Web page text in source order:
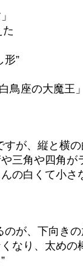
形”
鳥座の大魔王」
すが、縦と横
三角や四角が
の白くて小さ
が、下向きの
なり、太めの